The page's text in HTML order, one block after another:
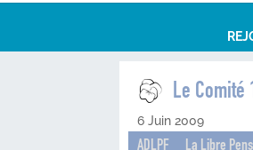
Le Comité
6 Juin 2009
ADLPF La Libre